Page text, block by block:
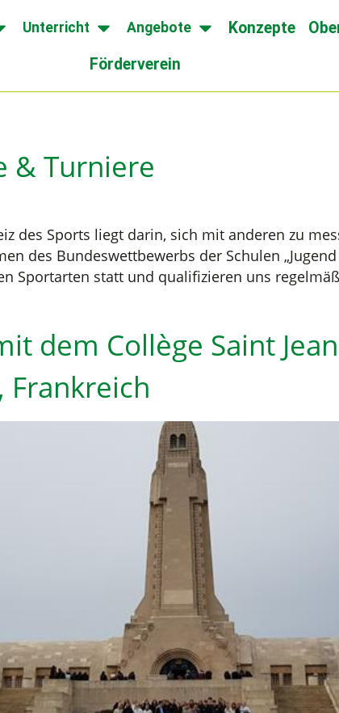
Unterricht Angebote Konzepte
Förderverein
& Turniere
des Sports liegt darin, sich mit anderen zu
des Bundeswettbewerbs der Schulen
Sportarten statt und qualifizieren uns
dem Collège Saint
Frankreich